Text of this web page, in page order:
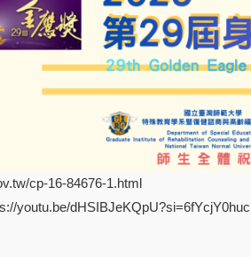
cp-16-84676-1.html
youtu.be/